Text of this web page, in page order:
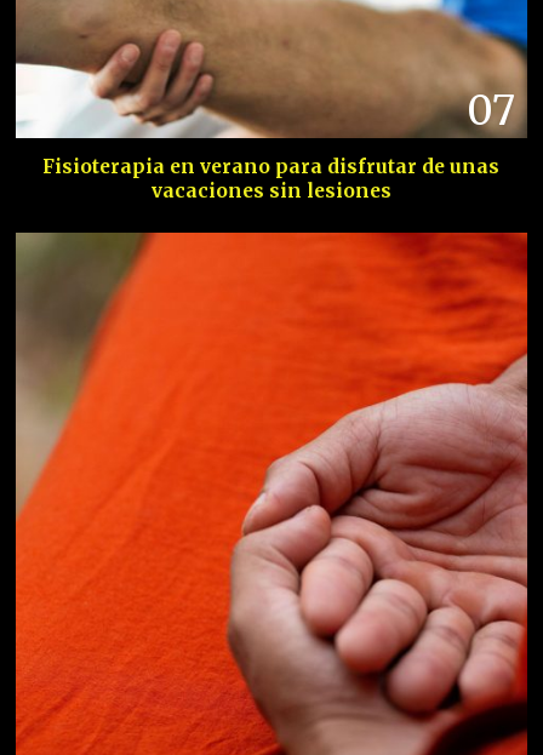
07
Fisioterapia en verano para disfrutar de unas
vacaciones sin lesiones